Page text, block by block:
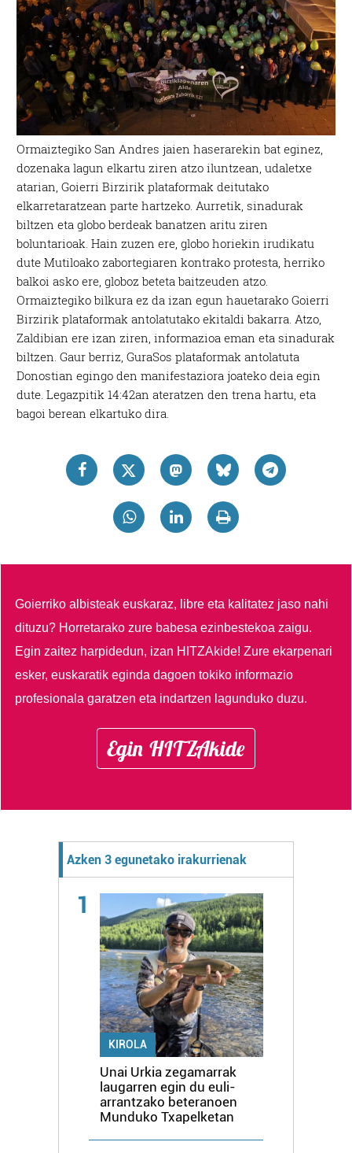
Ormaiztegiko San Andres jaien haserarekin bat eginez,
dozenaka lagun elkartu ziren atzo iluntzean, udaletxe
atarian, Goierri Birzirik plataformak deitutako
elkarretaratzean parte hartzeko. Aurretik, sinadurak
biltzen eta globo berdeak banatzen aritu ziren
boluntarioak. Hain zuzen ere, globo horiekin irudikatu
dute Mutiloako zabortegiaren kontrako protesta, herriko
balkoi asko ere, globoz beteta baitzeuden atzo.
Ormaiztegiko bilkura ez da izan egun hauetarako Goierri
Birzirik plataformak antolatutako ekitaldi bakarra. Atzo,
Zaldibian ere izan ziren, informazioa eman eta sinadurak
biltzen. Gaur berriz, GuraSos plataformak antolatuta
Donostian egingo den manifestaziora joateko deia egin
dute. Legazpitik 14:42an ateratzen den trena hartu, eta
bagoi berean elkartuko dira.
Goierriko albisteak euskaraz, libre eta kalitatez jaso nahi
dituzu? Horretarako zure babesa ezinbestekoa zaigu.
Egin zaitez harpidedun, izan HITZAkide!Zure ekarpenari
esker, euskaratik eginda dagoen tokiko informazio
profesionala garatzen eta indartzen lagunduko duzu.
Egin HITZAkide
Azken 3 egunetako irakurrienak
1
KIROLA
Unai Urkia zegamarrak
laugarren egin du euli-
arrantzako beteranoen
Munduko Txapelketan